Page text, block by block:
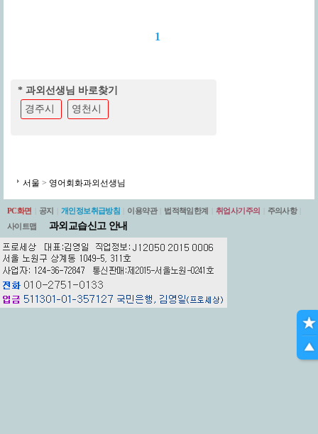
1
* 과외선생님 바로찾기
경주시
영천시
서울 > 영어회화과외선생님
PC화면 공지 개인정보취급방침 이용약관 법적책임한계 취업사기주의 주의사항
사이트맵
과외교습신고 안내